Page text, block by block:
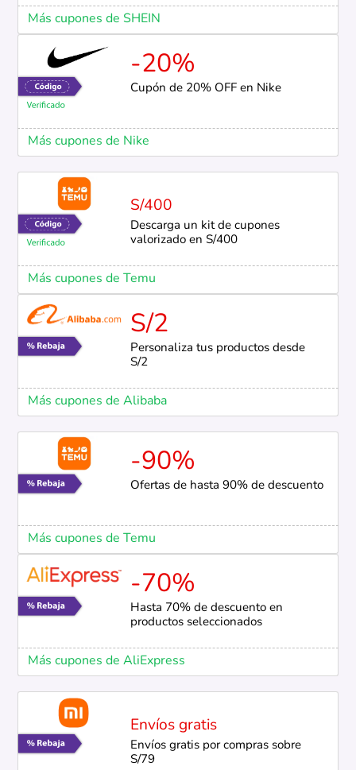
Más cupones de SHEIN
-20%
Cupón de 20% OFF en Nike
Más cupones de Nike
S/400
Descarga un kit de cupones
valorizado en S/400
Más cupones de Temu
S/2
Personaliza tus productos desde
S/2
Más cupones de Alibaba
-90%
Ofertas de hasta 90% de descuento
Más cupones de Temu
-70%
Hasta 70% de descuento en
productos seleccionados
Más cupones de AliExpress
Envíos gratis
Envíos gratis por compras sobre
S/79